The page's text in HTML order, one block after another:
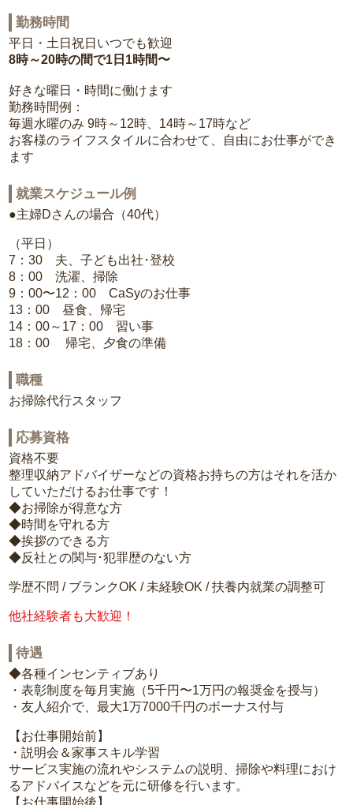
勤務時間
平日・土日祝日いつでも歓迎
8時～20時の間で1日1時間〜
好きな曜日・時間に働けます
勤務時間例：
毎週水曜のみ 9時～12時、14時～17時など
お客様のライフスタイルに合わせて、自由にお仕事ができ
ます
就業スケジュール例
●主婦Dさんの場合（40代）
（平日）
7：30 夫、子ども出社･登校
8：00 洗濯、掃除
9：00〜12：00 CaSyのお仕事
13：00 昼食、帰宅
14：00～17：00 習い事
18：00 帰宅、夕食の準備
職種
お掃除代行スタッフ
応募資格
資格不要
整理収納アドバイザーなどの資格お持ちの方はそれを活か
していただけるお仕事です！
◆お掃除が得意な方
◆時間を守れる方
◆挨拶のできる方
◆反社との関与･犯罪歴のない方
学歴不問 / ブランクOK / 未経験OK / 扶養内就業の調整可
他社経験者も大歓迎！
待遇
◆各種インセンティブあり
・表彰制度を毎月実施（5千円〜1万円の報奨金を授与）
・友人紹介で、最大1万7000千円のボーナス付与
【お仕事開始前】
・説明会＆家事スキル学習
サービス実施の流れやシステムの説明、掃除や料理におけ
るアドバイスなどを元に研修を行います。